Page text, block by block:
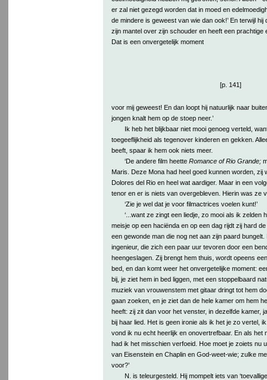
er zal niet gezegd worden dat in moed en
de mindere is geweest van wie dan ook!’ En terwijl
zijn mantel over zijn schouder en heeft een prachtige
Dat is een onvergetelijk moment
[p. 141]
voor mij geweest! En dan loopt hij natuurlijk naar
jongen knalt hem op de stoep neer.’
Ik heb het blijkbaar niet mooi genoeg verteld,
toegeeflijkheid als tegenover kinderen en gekken.
beeft, spaar ik hem ook niets meer.
‘De andere film heette Romance of Rio Grande;
Maris. Deze Mona had heel goed kunnen worden, zij
Dolores del Rio en heel wat aardiger. Maar in een
tenor en er is niets van overgebleven. Hierin was ze
‘Zie je wel dat je voor filmactrices voelen kunt!’
‘...want ze zingt een liedje, zo mooi als ik zelden
meisje op een haciënda en op een dag rijdt zij hard
een gewonde man die nog net aan zijn paard
ingenieur, die zich een paar uur tevoren door een
heengeslagen. Zij brengt hem thuis, wordt opeens
bed, en dan komt weer het onvergetelijke moment:
bij, je ziet hem in bed liggen, met een stoppelbaard
muziek van vrouwenstem met gitaar dringt tot hem
gaan zoeken, en je ziet dan de hele kamer om hem
heeft: zij zit dan voor het venster, in dezelfde kamer,
bij haar lied. Het is geen ironie als ik het je zo vertel,
vond ik nu echt heerlijk en onovertrefbaar. En als het
had ik het misschien verfoeid. Hoe moet je zoiets nu
van Eisenstein en Chaplin en God-weet-wie; zulke
voor?’
N. is teleurgesteld. Hij mompelt iets van